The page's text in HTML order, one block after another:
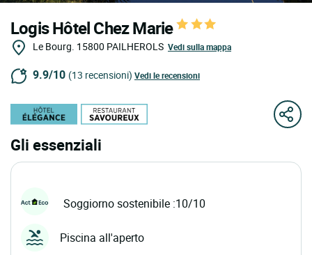
Logis Hôtel Chez Marie
Le Bourg. 15800 PAILHEROLS Vedi sulla mappa
9.9/10 (13 recensioni) Vedi le recensioni
Gli essenziali
Soggiorno sostenibile :10/10
Piscina all'aperto